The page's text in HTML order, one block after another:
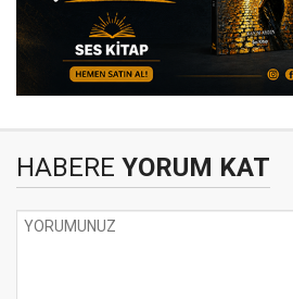
HABERE YORUM KAT